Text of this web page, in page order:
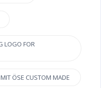
LOGO FOR
ÖSE CUSTOM MADE